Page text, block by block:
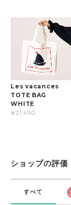
Les vacances
TOTE BAG
WHITE
¥21,450
ショップの評価
すべて